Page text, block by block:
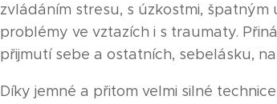
zvládáním stresu, s úzkostmi,
problémy ve vztazích i s traumaty.
přijmutí sebe a ostatních, sebelásku,
Díky jemné a přitom velmi silné